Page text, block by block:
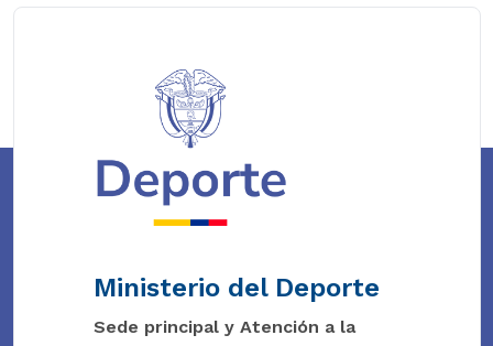
Ministerio del Deporte
Sede principal y Atención a la